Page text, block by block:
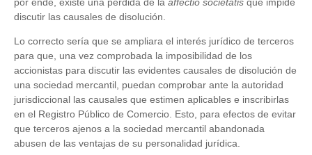
discutir las causales de disolución.
Lo correcto sería que se ampliara el interés jurídico de terceros
para que, una vez comprobada la imposibilidad de los
accionistas para discutir las evidentes causales de disolución de
una sociedad mercantil, puedan comprobar ante la autoridad
jurisdiccional las causales que estimen aplicables e inscribirlas
en el Registro Público de Comercio. Esto, para efectos de evitar
que terceros ajenos a la sociedad mercantil abandonada
abusen de las ventajas de su personalidad jurídica.